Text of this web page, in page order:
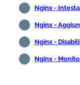
Nginx -
Nginx -
Nginx -
Nginx -